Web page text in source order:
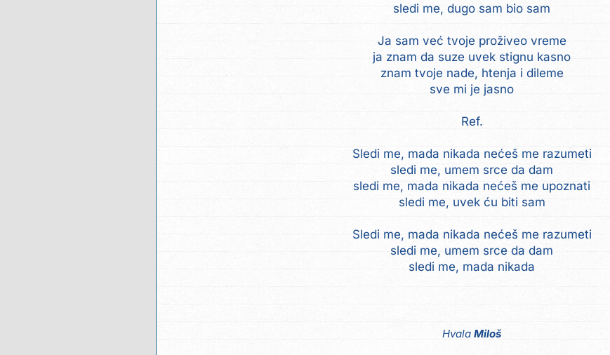
sledi me, dugo sam bio sam
Ja sam već tvoje proživeo vreme
ja znam da suze uvek stignu kasno
znam tvoje nade, htenja i dileme
sve mi je jasno
Ref.
Sledi me, mada nikada nećeš me razumeti
sledi me, umem srce da dam
sledi me, mada nikada nećeš me upoznati
sledi me, uvek ću biti sam
Sledi me, mada nikada nećeš me razumeti
sledi me, umem srce da dam
sledi me, mada nikada
Hvala Miloš